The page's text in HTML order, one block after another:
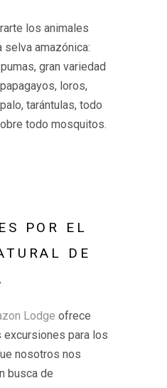
los animales
amazónica:
gran variedad
loros,
tarántulas, todo
todo mosquitos.
POR EL
DE
Lodge ofrece
para los
nosotros nos
busca de